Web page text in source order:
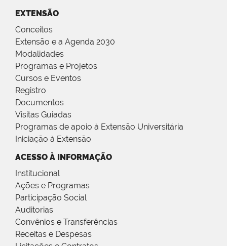
EXTENSÃO
Conceitos
Extensão e a Agenda 2030
Modalidades
Programas e Projetos
Cursos e Eventos
Registro
Documentos
Visitas Guiadas
Programas de apoio à Extensão Universitária
Iniciação à Extensão
ACESSO À INFORMAÇÃO
Institucional
Ações e Programas
Participação Social
Auditorias
Convênios e Transferências
Receitas e Despesas